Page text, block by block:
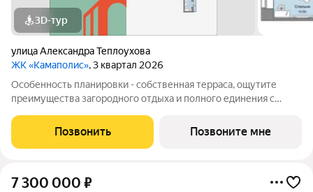
3D-тур
улица Александра Теплоухова
ЖК «Камаполис», 3 квартал 2026
Особенность планировки - собственная терраса, ощутите
преимущества загородного отдыха и полного единения с
новом жилом комплексе комфорт+ класса «Камаполис»,
расположенном на берегу реки Камы,
Позвонить Позвоните мне
7 300 000 ₽